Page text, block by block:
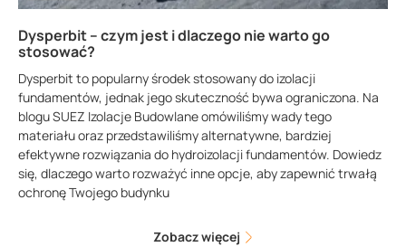
Dysperbit – czym jest i dlaczego nie warto go
stosować?
Dysperbit to popularny środek stosowany do izolacji
fundamentów, jednak jego skuteczność bywa ograniczona. Na
blogu SUEZ Izolacje Budowlane omówiliśmy wady tego
materiału oraz przedstawiliśmy alternatywne, bardziej
efektywne rozwiązania do hydroizolacji fundamentów. Dowiedz
się, dlaczego warto rozważyć inne opcje, aby zapewnić trwałą
ochronę Twojego budynku
Zobacz więcej